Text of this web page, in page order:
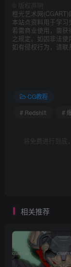
版权声明
橙光艺术网
本站点资料用于学习
若需商业使用，需
之规定。如因非法使
如有侵权行为，请联
CG教程
# Redshift
#
将免费进行到
相关推荐